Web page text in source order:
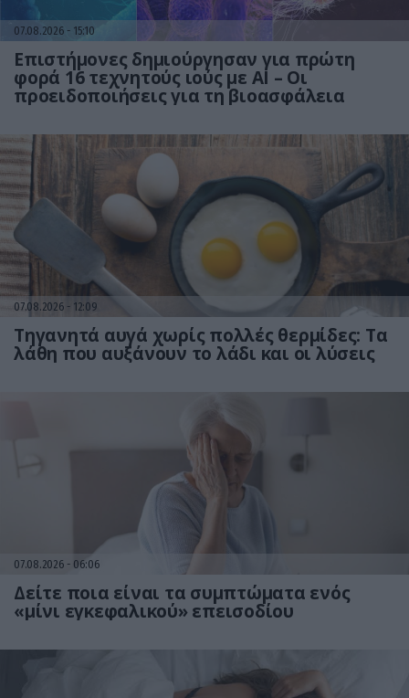
07.08.2026 15:10
Επιστήμονες δημιούργησαν για πρώτη
φορά 16 τεχνητούς ιούς με AI – Οι
προειδοποιήσεις για τη βιοασφάλεια
07.08.2026 12:09
Τηγανητά αυγά χωρίς πολλές θερμίδες: Τα
λάθη που αυξάνουν το λάδι και οι λύσεις
07.08.2026 06:06
Δείτε ποια είναι τα συμπτώματα ενός
«μίνι εγκεφαλικού» επεισοδίου